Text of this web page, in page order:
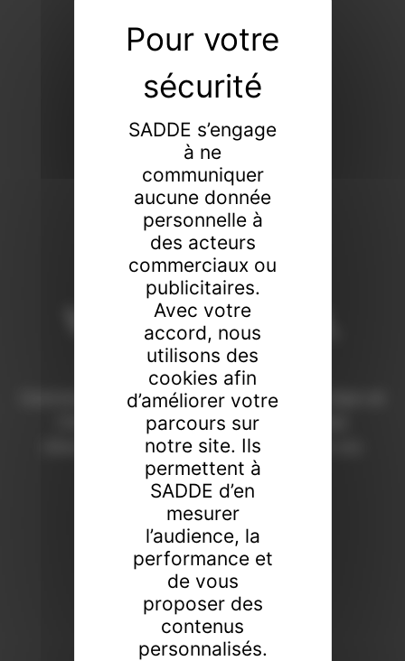
Vendeur de tout,
faiseur de rien
Commissaires-priseurs de père en fils à Dijon et
Chaumont depuis 1908. Une expertise
d’excellence pour révéler la valeur de vos
collections.
FAIRE ESTIMER UN BIEN
PROCHAINES VENTES
SADDE s’engage
à ne
communiquer
aucune donnée
personnelle à
des acteurs
commerciaux ou
publicitaires.
Avec votre
accord, nous
utilisons des
cookies afin
d’améliorer votre
parcours sur
notre site. Ils
permettent à
SADDE d’en
mesurer
l’audience, la
performance et
de vous
proposer des
contenus
personnalisés.